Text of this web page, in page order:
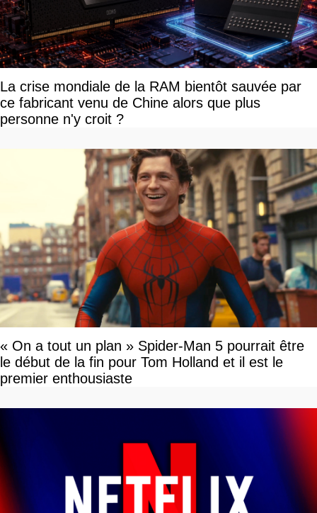
La crise mondiale de la RAM bientôt sauvée par
ce fabricant venu de Chine alors que plus
personne n'y croit ?
« On a tout un plan » Spider-Man 5 pourrait être
le début de la fin pour Tom Holland et il est le
premier enthousiaste